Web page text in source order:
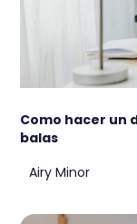
Como hacer un
balas
Airy Minor